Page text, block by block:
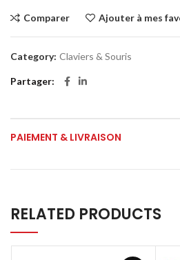
Comparer Ajouter à mes
Category: Claviers & Souris
Partager
PAIEMENT & LIVRAISON
RELATED PRODUCTS